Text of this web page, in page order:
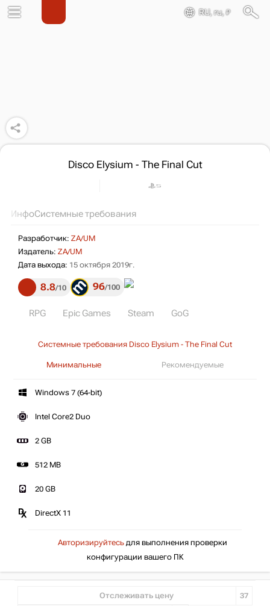
RU, ru, ₽
Disco Elysium - The Final Cut
ИнфоСистемные требования
Разработчик: ZA/UM
Издатель: ZA/UM
Дата выхода: 15 октября 2019г.
8.8 10 96 100
RPG Epic Games Steam GoG
Системные требования Disco Elysium - The Final Cut
Минимальные Рекомендуемые
Windows 7 (64-bit)
Intel Core2 Duo
2 GB
512 MB
20 GB
DirectX 11
Авторизируйтесь для выполнения проверки
конфигурации вашего ПК
Отслеживать цену 37